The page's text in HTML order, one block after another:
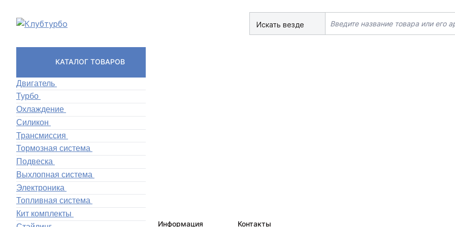
Искать везде
КАТАЛОГ ТОВАРОВ
Двигатель
Турбо
Охлаждение
Силикон
Трансмиссия
Тормозная система
Подвеска
Выхлопная система
Электроника
Топливная система
Кит комплекты
Информация Контакты